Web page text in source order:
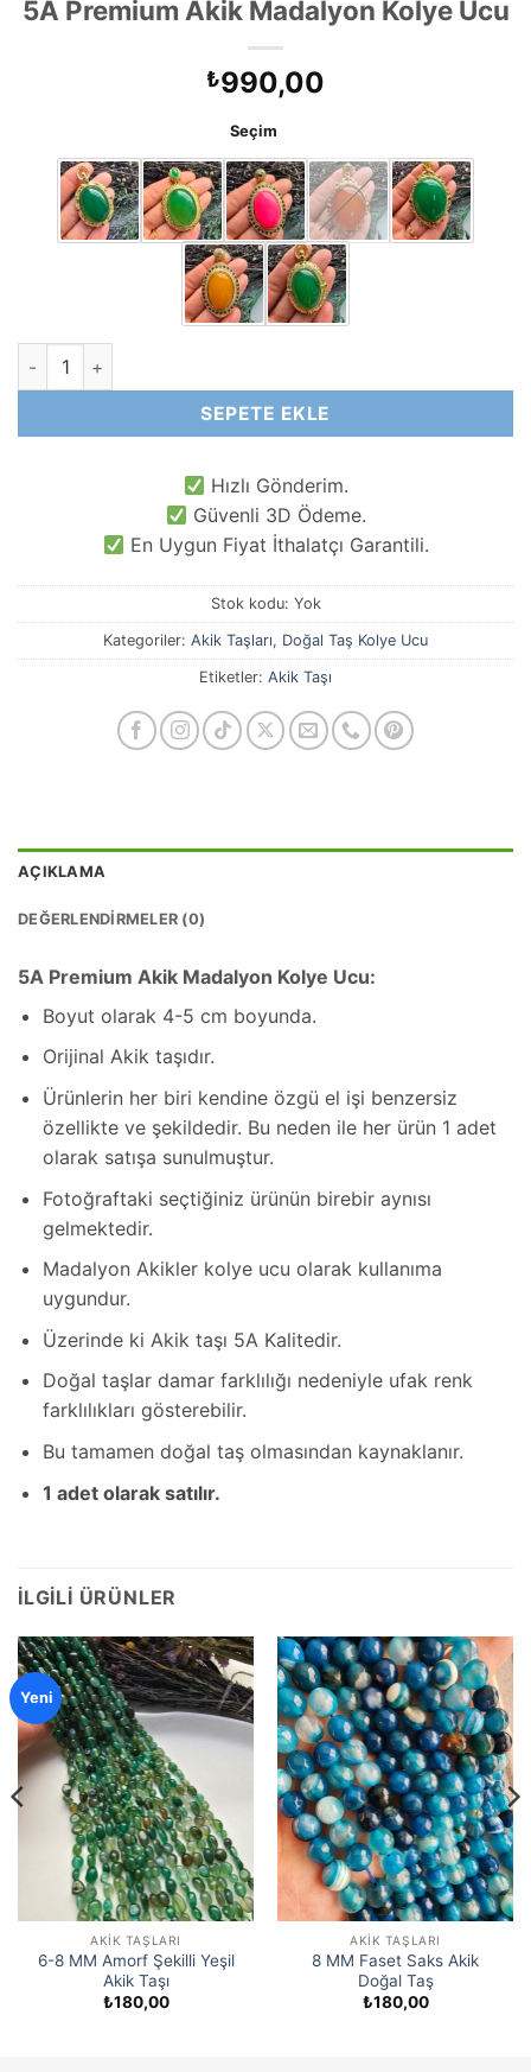
5A Premium Akik Madalyon Kolye Ucu
₺990,00
Seçim
5A Premium Akik Madalyon Kolye Ucu adet
SEPETE EKLE
Hızlı Gönderim.
Güvenli 3D Ödeme.
En Uygun Fiyat İthalatçı Garantili.
Stok kodu: Yok
Kategoriler: Akik Taşları, Doğal Taş Kolye Ucu
Etiketler: Akik Taşı
AÇIKLAMA
DEĞERLENDIRMELER (0)
5A Premium Akik Madalyon Kolye Ucu:
Boyut olarak 4-5 cm boyunda.
Orijinal Akik taşıdır.
Ürünlerin her biri kendine özgü el işi benzersiz
özellikte ve şekildedir. Bu neden ile her ürün 1 adet
olarak satışa sunulmuştur.
Fotoğraftaki seçtiğiniz ürünün birebir aynısı
gelmektedir.
Madalyon Akikler kolye ucu olarak kullanıma
uygundur.
Üzerinde ki Akik taşı 5A Kalitedir.
Doğal taşlar damar farklılığı nedeniyle ufak renk
farklılıkları gösterebilir.
Bu tamamen doğal taş olmasından kaynaklanır.
1 adet olarak satılır.
İLGILI ÜRÜNLER
Yeni
AKIK TAŞLARI
6-8 MM Amorf Şekilli Yeşil
Akik Taşı
₺180,00
AKIK TAŞLARI
8 MM Faset Saks Akik
Doğal Taş
₺180,00